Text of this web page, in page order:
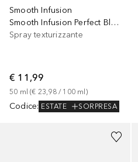
Smooth Infusion
Smooth Infusion Perfect Blow Dry
Spray texturizzante
€ 11,99
50 ml (€ 23,98 / 100 ml )
Codice: ESTATE SORPRESA